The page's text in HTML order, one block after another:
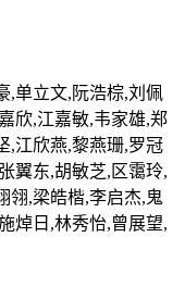
,单立文,阮浩棕,刘佩
欣,江嘉敏,韦家雄,郑
,江欣燕,黎燕珊,罗冠
翼东,胡敏芝,区霭玲,
翎,梁皓楷,李启杰,鬼
焯日,林秀怡,曾展望,